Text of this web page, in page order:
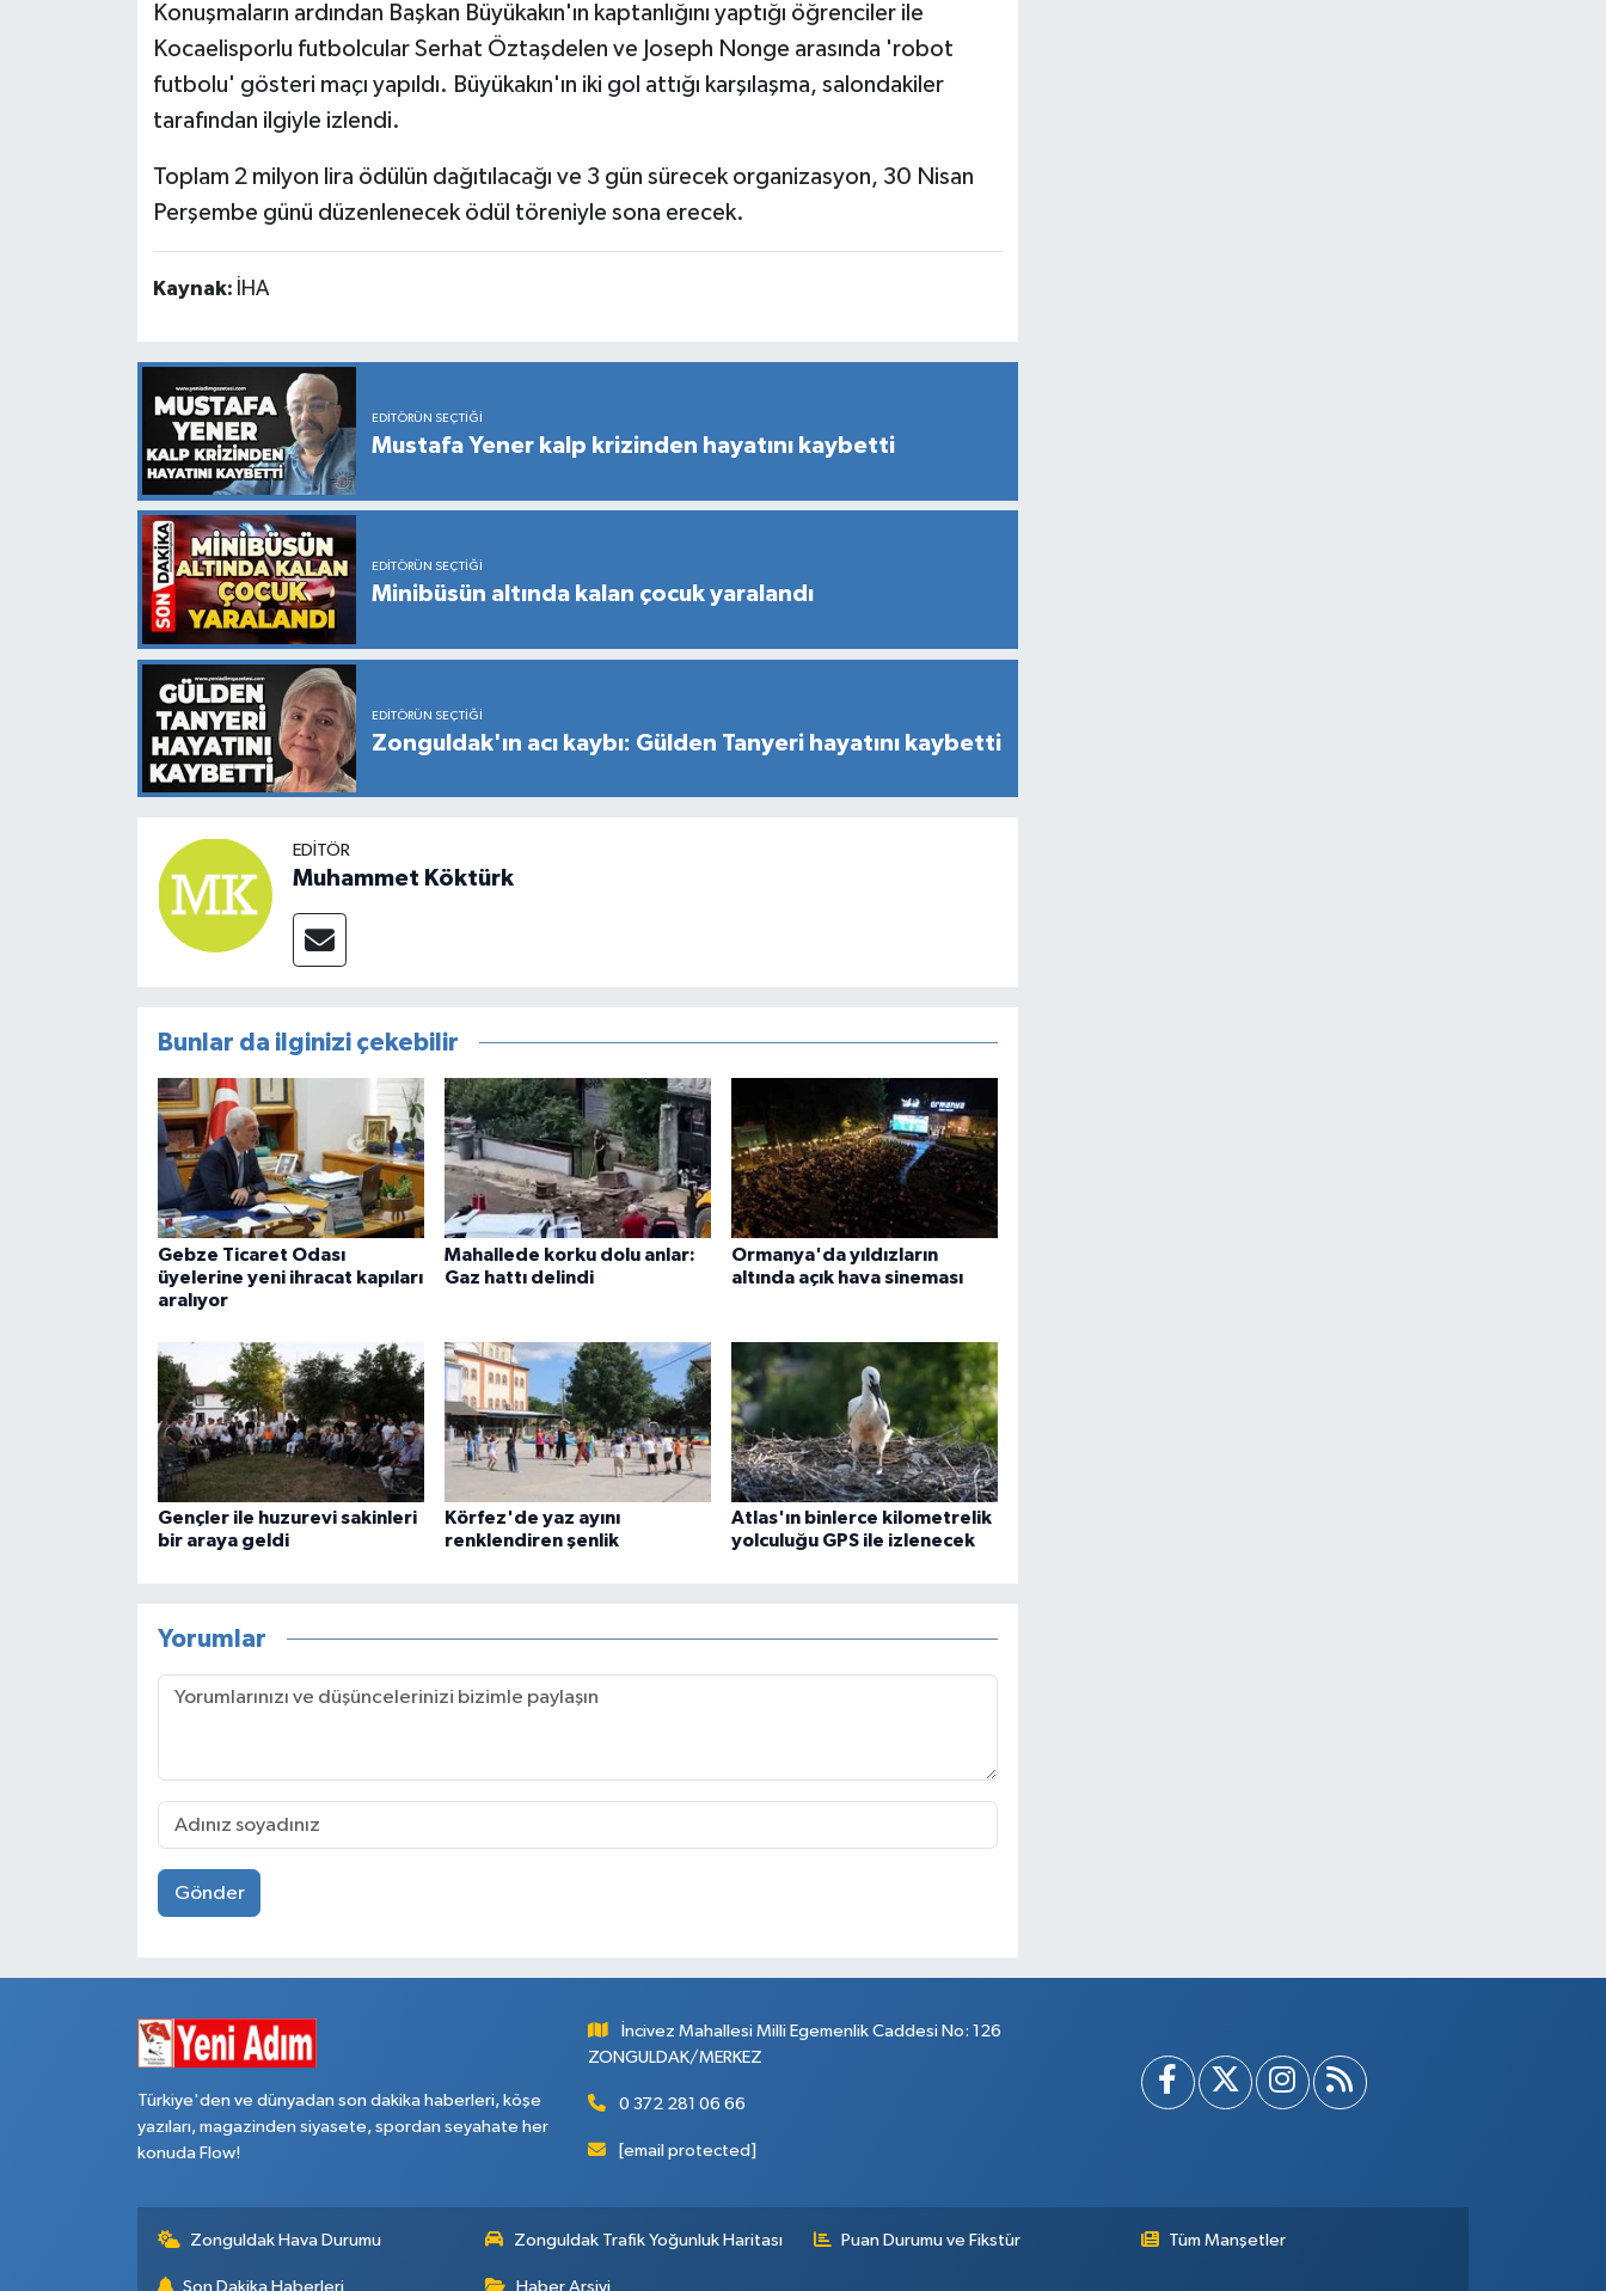
Konuşmaların ardından Başkan Büyükakın'ın kaptanlığını yaptığı öğrenciler ile
Kocaelisporlu futbolcular Serhat Öztaşdelen ve Joseph Nonge arasında 'robot
futbolu' gösteri maçı yapıldı. Büyükakın'ın iki gol attığı karşılaşma, salondakiler
tarafından ilgiyle izlendi.
Toplam 2 milyon lira ödülün dağıtılacağı ve 3 gün sürecek organizasyon, 30 Nisan
Perşembe günü düzenlenecek ödül töreniyle sona erecek.
Kaynak: İHA
EDITÖRÜN SEÇTIĞI
Mustafa Yener kalp krizinden hayatını kaybetti
EDITÖRÜN SEÇTIĞI
Minibüsün altında kalan çocuk yaralandı
EDITÖRÜN SEÇTIĞI
Zonguldak'ın acı kaybı: Gülden Tanyeri hayatını kaybetti
EDITÖR
Muhammet Köktürk
Bunlar da ilginizi çekebilir
Gebze Ticaret Odası
üyelerine yeni ihracat kapıları
aralıyor
Mahallede korku dolu anlar:
Gaz hattı delindi
Ormanya'da yıldızların
altında açık hava sineması
Gençler ile huzurevi sakinleri
bir araya geldi
Körfez'de yaz ayını
renklendiren şenlik
Atlas'ın binlerce kilometrelik
yolculuğu GPS ile izlenecek
Yorumlar
Gönder
Türkiye'den ve dünyadan son dakika haberleri, köşe
yazıları, magazinden siyasete, spordan seyahate her
konuda Flow!
İncivez Mahallesi Milli Egemenlik Caddesi No: 126
ZONGULDAK/MERKEZ
0 372 281 06 66
[email protected]
Zonguldak Hava Durumu Zonguldak Trafik Yoğunluk Haritası Puan Durumu ve Fikstür Tüm Manşetler
Son Dakika Haberleri Haber Arşivi